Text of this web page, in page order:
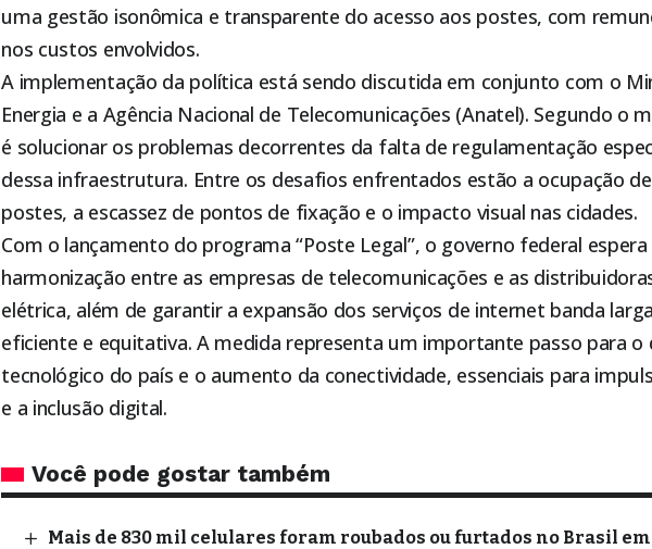
uma gestão isonômica e transparente do acesso aos postes, com
nos custos envolvidos.
A implementação da política está sendo discutida em conjunto com o
Energia e a Agência Nacional de Telecomunicações (Anatel). Segundo o
é solucionar os problemas decorrentes da falta de regulamentação
dessa infraestrutura. Entre os desafios enfrentados estão a ocupação
postes, a escassez de pontos de fixação e o impacto visual nas cidades.
Com o lançamento do programa “Poste Legal”, o governo federal
harmonização entre as empresas de telecomunicações e as
elétrica, além de garantir a expansão dos serviços de internet banda
eficiente e equitativa. A medida representa um importante passo para o
tecnológico do país e o aumento da conectividade, essenciais para
e a inclusão digital.
Você pode gostar também
Mais de 830 mil celulares foram roubados ou furtados no Brasil em